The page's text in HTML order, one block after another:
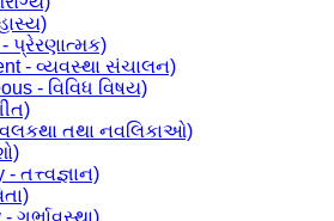
પ્રેરણાત્મક)
- વ્યવસ્થા સંચાલન)
- વિવિધ વિષય)
તથા નવલિકાઓ)
તત્ત્વજ્ઞાન)
ગર્ભાવસ્થા)